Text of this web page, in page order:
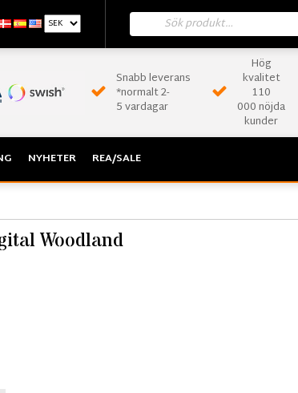
Snabb leverans
*normalt 2-
5 vardagar
Hög
kvalitet
110
000 nöjda
kunder
NYHETER REA/SALE
Woodland